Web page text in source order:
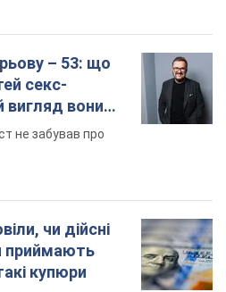
– 53: що
секс-
вигляд вони
не забував про
чи дійсні
приймають
купюри